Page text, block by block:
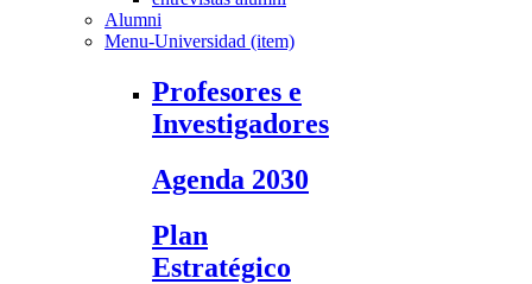
Alumni
Menu-Universidad (item)
Profesores e
Investigadores
Agenda 2030
Plan
Estratégico